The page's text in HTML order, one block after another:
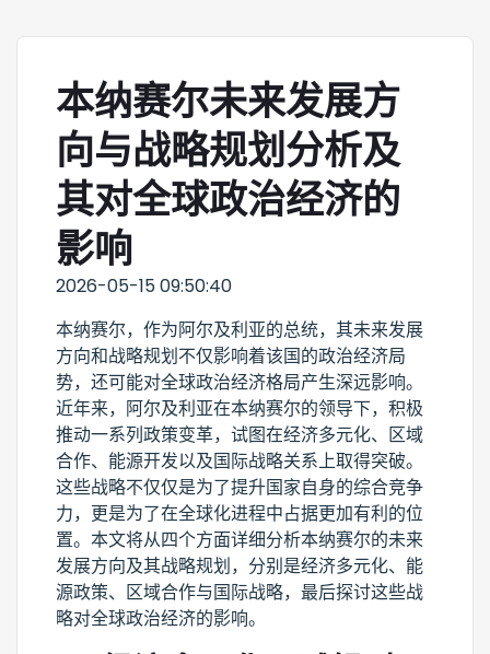
本纳赛尔未来发展方
向与战略规划分析及
其对全球政治经济的
影响
2026-05-15 09:50:40
本纳赛尔，作为阿尔及利亚的总统，其未来发展
方向和战略规划不仅影响着该国的政治经济局
势，还可能对全球政治经济格局产生深远影响。
近年来，阿尔及利亚在本纳赛尔的领导下，积极
推动一系列政策变革，试图在经济多元化、区域
合作、能源开发以及国际战略关系上取得突破。
这些战略不仅仅是为了提升国家自身的综合竞争
力，更是为了在全球化进程中占据更加有利的位
置。本文将从四个方面详细分析本纳赛尔的未来
发展方向及其战略规划，分别是经济多元化、能
源政策、区域合作与国际战略，最后探讨这些战
略对全球政治经济的影响。